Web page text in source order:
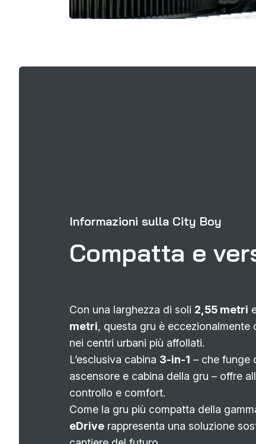
Informazioni sulla City Boy
Compatta e
Con una larghezza di soli 2,55 metri
metri, questa gru è
nei centri urbani più affollati.
L’esclusiva cabina 3-in-1 – che funge
ascensore e cabina della gru – offre
controllo e comfort.
Come la gru più compatta della
eDrive rappresenta una soluzione